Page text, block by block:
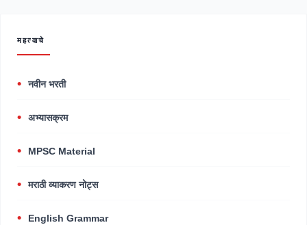
महत्वाचे
नवीन भरती
अभ्यासक्रम
MPSC Material
मराठी व्याकरण नोट्स
English Grammar